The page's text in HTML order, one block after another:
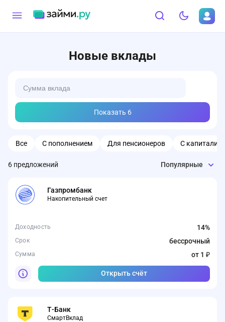
Новые вклады
Показать 6
Все С пополнением Для пенсионеров С
6 предложений Популярные
Газпромбанк
Накопительный счет
Доходность 14%
Срок бессрочный
Сумма от 1 ₽
Открыть счёт
Т-Банк
СмартВклад